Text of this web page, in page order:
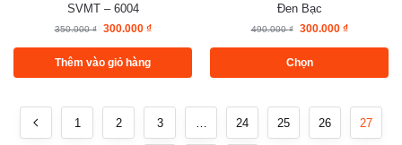
SVMT – 6004
350.000₫ 300.000 ₫
Thêm vào giỏ hàng
Đen Bạc
490.000₫ 300.000 ₫
Chọn
1 2 3 … 24 25 26 27